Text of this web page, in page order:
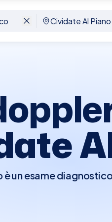
un esame